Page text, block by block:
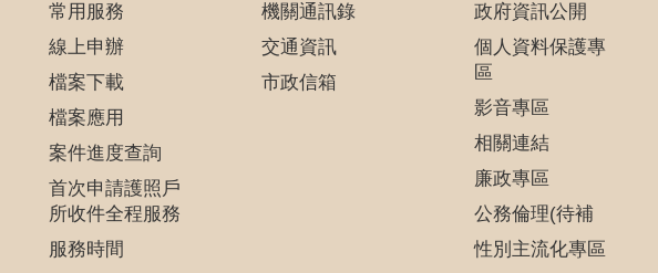
常用服務
線上申辦
檔案下載
檔案應用
案件進度查詢
首次申請護照戶
所收件全程服務
服務時間
機關通訊錄
交通資訊
市政信箱
政府資訊公開
個人資料保護專
區
影音專區
相關連結
廉政專區
公務倫理(待補
性別主流化專區